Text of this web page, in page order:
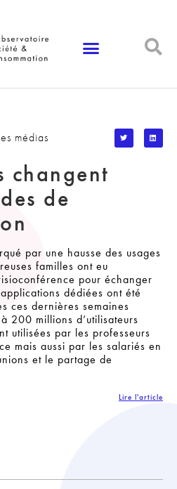
médias
changent
de
par une hausse des usages
familles ont eu
pour échanger
dédiées ont été
ces dernières semaines
200 millions d’utilisateurs
utilisées par les professeurs
mais aussi par les salariés en
et le partage de
Lire l'article